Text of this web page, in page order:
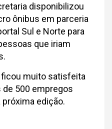
disponibilizou
ônibus em parceria
Sul e Norte para
que iriam
ficou muito satisfeita
500 empregos
edição.